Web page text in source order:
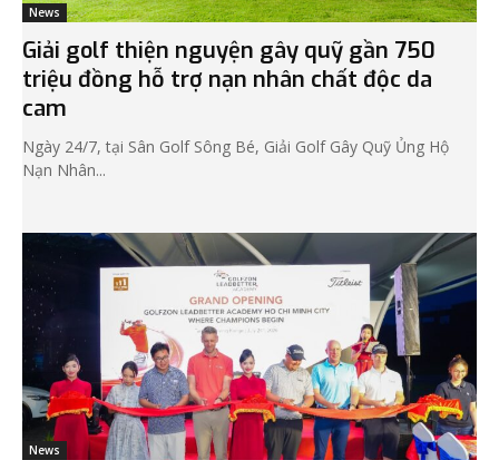
News
Giải golf thiện nguyện gây quỹ gần 750
triệu đồng hỗ trợ nạn nhân chất độc da
cam
Ngày 24/7, tại Sân Golf Sông Bé, Giải Golf Gây Quỹ Ủng Hộ
Nạn Nhân...
News